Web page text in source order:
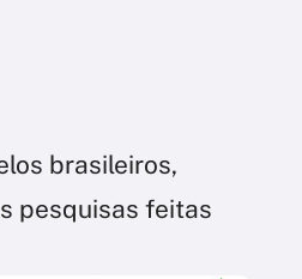
brasileiros,
pesquisas feitas